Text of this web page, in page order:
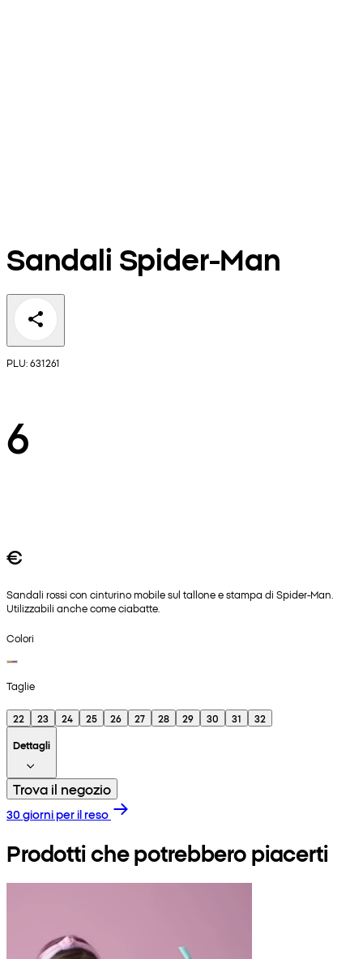
Sandali Spider-Man
PLU: 631261
6
€
Sandali rossi con cinturino mobile sul tallone e stampa di Spider-Man.
Utilizzabili anche come ciabatte.
Colori
Taglie
22 23 24 25 26 27 28 29 30 31
32
Dettagli
Trova il negozio
30 giorni per il reso
Prodotti che potrebbero piacerti